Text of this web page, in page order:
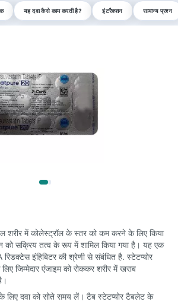
यह दवा कैसे काम करती है? इंटरैक्शन सामान्य प्रश्न
शरीर में कोलेस्ट्रॉल के स्तर को कम करने के लिए किया
को सक्रिय तत्व के रूप में शामिल किया गया है। यह एक
इंहिबिटर की श्रेणी से संबंधित है. स्टेटप्योर
जिम्मेदार एंजाइम को रोककर शरीर में खराब
के लिए दवा को सोते समय लें। टैब स्टेटप्योर टैबलेट के